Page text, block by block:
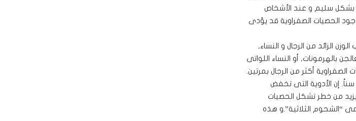
بشكل سليم و عند الأشخاص
الحصيات الصفراوية قد يؤدى
الزائد من الرجال و النساء,
بالهرمونات, أو النساء اللواتى
أكثر من الرجال بمرتين.
إن الأدوية التى تخفض
من خطر تشكل الحصيات
“الشحوم الثلاثية”.و هذه